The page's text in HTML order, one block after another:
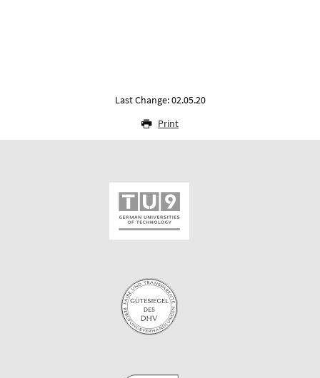
Last Change: 02.05.20
Print